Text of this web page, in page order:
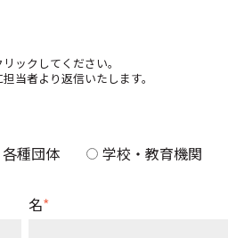
ックしてください。
当者より返信いたします。
種団体 学校・教育機関
名*